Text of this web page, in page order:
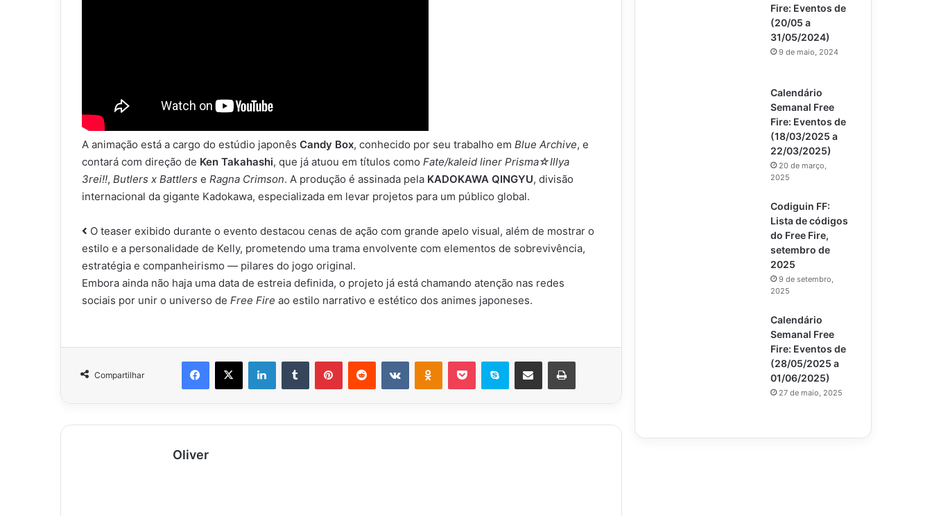
A animação está a cargo do estúdio japonês Candy Box, conhecido por seu trabalho em Blue Archive, e
contará com direção de Ken Takahashi, que já atuou em títulos como Fate/kaleid liner Prisma☆Illya
3rei!!, Butlers x Battlers e Ragna Crimson. A produção é assinada pela KADOKAWA QINGYU, divisão
internacional da gigante Kadokawa, especializada em levar projetos para um público global.
O teaser exibido durante o evento destacou cenas de ação com grande apelo visual, além de mostrar o
estilo e a personalidade de Kelly, prometendo uma trama envolvente com elementos de sobrevivência,
estratégia e companheirismo — pilares do jogo original.
Embora ainda não haja uma data de estreia definida, o projeto já está chamando atenção nas redes
sociais por unir o universo de Free Fire ao estilo narrativo e estético dos animes japoneses.
Compartilhar
Facebook
X LinkedinTumblr PinterestReddit VK OK Pocket Skype Compartilhar via e-mail Imprimir
Oliver
Fire: Eventos de
(20/05 a
31/05/2024)
9 de maio, 2024
Calendário
Semanal Free
Fire: Eventos de
(18/03/2025 a
22/03/2025)
20 de março,
2025
Codiguin FF:
Lista de códigos
do Free Fire,
setembro de
2025
9 de setembro,
2025
Calendário
Semanal Free
Fire: Eventos de
(28/05/2025 a
01/06/2025)
27 de maio, 2025